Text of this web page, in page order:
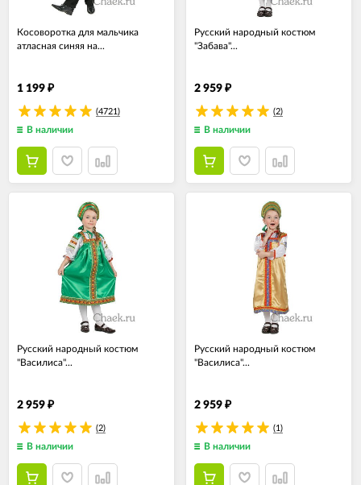
Косоворотка для мальчика
атласная синяя на...
1 199 ₽
(4721)
В наличии
Русский народный костюм
"Забава"...
2 959₽
(2)
В наличии
Русский народный костюм
"Василиса"...
2 959 ₽
(2)
В наличии
Русский народный костюм
"Василиса"...
2 959₽
(1)
В наличии